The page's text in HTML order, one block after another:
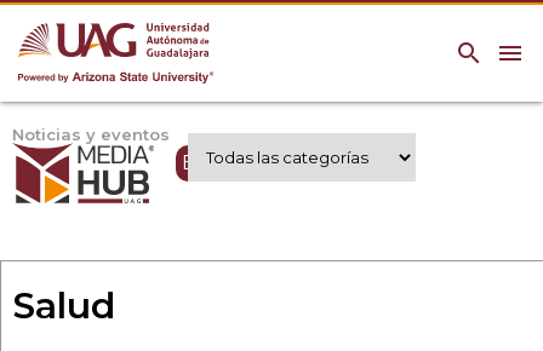
menu
search
Noticias y eventos
Expertos UAG
Salud